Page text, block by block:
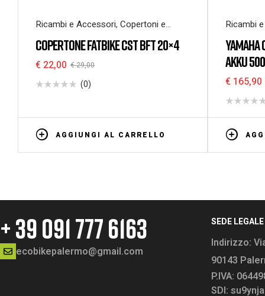
Ricambi e Accessori, Copertoni e
COPERTONE FATBIKE CST BFT 20×4
€29,00
€ 22,00
(0)
AGGIUNGI AL CARRELLO
Ricambi
YAMAHA
AKKU
€ 165,90
+ 39 091 777 6163
ecobikepalermo@gmail.com
SEDE LEGALE
Indirizzo:
90143
P.IVA:
SDI: su9ynja